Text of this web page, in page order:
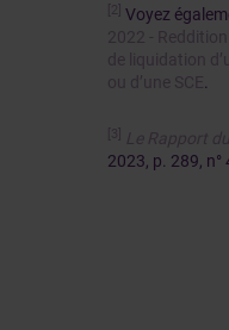
[2] Voyez
2022 -
de liquidation
ou d’une SCE
[3] Le Rapport
2023, p. 289, n°